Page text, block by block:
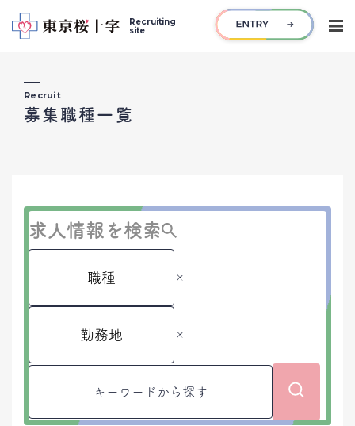
Recruiting
site
NEWS 最新ニュース
INTERVIEW インタビュー
FAQ
プライバシーポリシー
Recruit
募集職種一覧
求人情報を検索
職種 ×
勤務地 ×